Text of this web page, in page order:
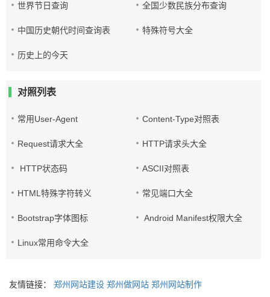
世界节日查询 全国少数民族分布查询
中国历史朝代时间查询表 特殊符号大全
历史上的今天
对照列表
常用User-Agent Content-Type对照表
Request请求大全 HTTP请求头大全
HTTP状态码 ASCII对照表
HTML特殊字符转义 常见端口大全
Bootstrap字体图标 Android Manifest权限大全
Linux常用命令大全
友情链接： 郑州网站建设 郑州做网站 郑州网站制作